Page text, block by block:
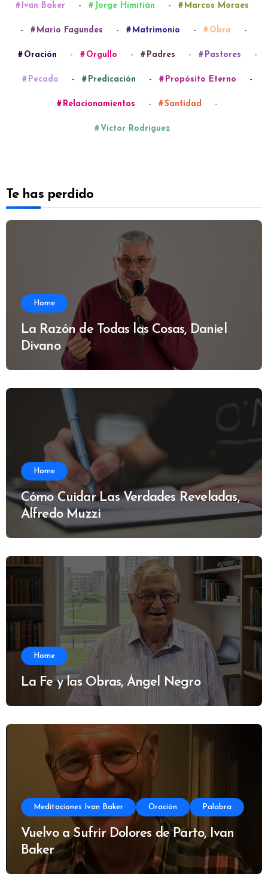
Ivan Baker - Jorge Himitián - Marcos Moraes
- Mario Fagundes - Matrimonio - Obra -
Oración - Orgullo - Padres - Pastores -
Pecado - Predicación - Propósito Eterno -
Relacionamientos - Santidad -
Víctor Rodríguez
Te has perdido
Home
La Razón de Todas las Cosas, Daniel
Divano
Home
Cómo Cuidar Las Verdades Reveladas,
Alfredo Muzzi
Home
La Fe y las Obras, Ángel Negro
Meditaciones Ivan Baker Oración Palabra
Vuelvo a Sufrir Dolores de Parto, Ivan
Baker